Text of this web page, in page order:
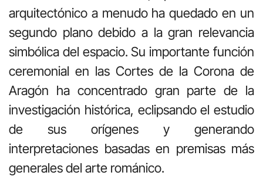
arquitectónico a menudo ha quedado en un
segundo plano debido a la gran relevancia
simbólica del espacio. Su importante función
ceremonial en las Cortes de la Corona de
Aragón ha concentrado gran parte de la
investigación histórica, eclipsando el estudio
de sus orígenes y generando
interpretaciones basadas en premisas más
generales del arte románico.